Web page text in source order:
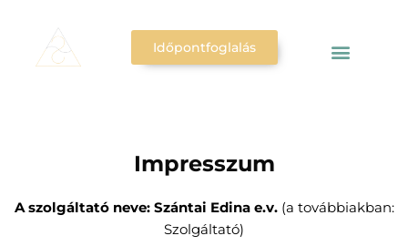
Időpontfoglalás
Impresszum
A szolgáltató neve: Szántai Edina e.v.(a továbbiakban:
Szolgáltató)